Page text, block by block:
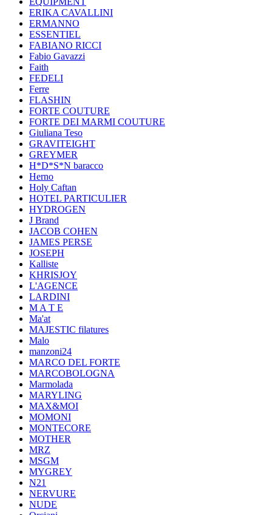
ERIKA CAVALLINI
ERMANNO
ESSENTIEL
FABIANO RICCI
Fabio Gavazzi
Faith
FEDELI
Ferre
FLASHIN
FORTE COUTURE
FORTE DEI MARMI COUTURE
Giuliana Teso
GRAVITEIGHT
GREYMER
H*D*S*N baracco
Herno
Holy Caftan
HOTEL PARTICULIER
HYDROGEN
J Brand
JACOB COHEN
JAMES PERSE
JOSEPH
Kalliste
KHRISJOY
L'AGENCE
LARDINI
M A T E
Ma'at
MAJESTIC filatures
Malo
manzoni24
MARCO DEL FORTE
MARCOBOLOGNA
Marmolada
MARYLING
MAX&MOI
MOMONI
MONTECORE
MOTHER
MRZ
MSGM
MYGREY
N21
NERVURE
NUDE